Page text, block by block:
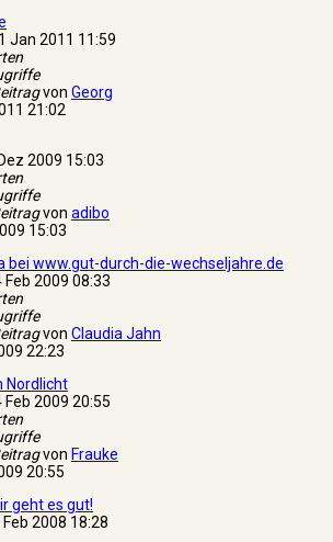
Jan 2011 11:59
von Georg
21:02
2009 15:03
von adibo
15:03
bei www.gut-durch-die-wechseljahre.de
Feb 2009 08:33
von Claudia Jahn
22:23
Nordlicht
Feb 2009 20:55
von Frauke
20:55
geht es gut!
Feb 2008 18:28